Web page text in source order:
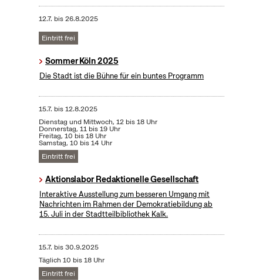
12.7. bis26.8.2025
Eintritt frei
Sommer Köln 2025
Die Stadt ist die Bühne für ein buntes Programm
15.7. bis12.8.2025
Dienstag und Mittwoch, 12 bis 18 Uhr
Donnerstag, 11 bis 19 Uhr
Freitag, 10 bis 18 Uhr
Samstag, 10 bis 14 Uhr
Eintritt frei
Aktionslabor Redaktionelle Gesellschaft
Interaktive Ausstellung zum besseren Umgang mit
Nachrichten im Rahmen der Demokratiebildung ab
15. Juli in der Stadtteilbibliothek Kalk.
15.7. bis30.9.2025
Täglich 10 bis 18 Uhr
Eintritt frei